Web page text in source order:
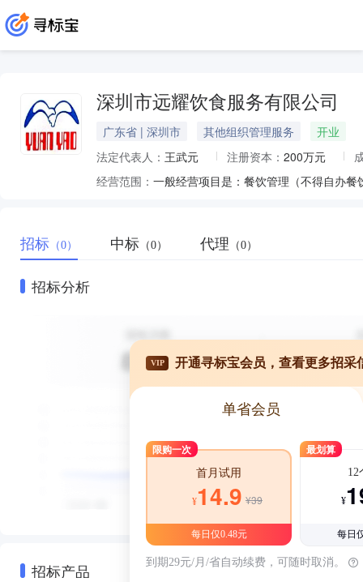
深圳市远耀饮食服务有限公司
广东省 | 深圳市 其他组织管理服务
开业
法定代表人： 王武元 注册资本： 200万元
经营范围：
招标 （0） 中标 （0） 代理 （0）
招标分析
招标产品
VIP 开通寻标宝会员，查看更多招采
单省会员
限购一次
首月试用
¥14.9 ¥39
每日仅0.48元
最划算
12
¥
每日
到期29元/月/省自动续费，可随时取消。